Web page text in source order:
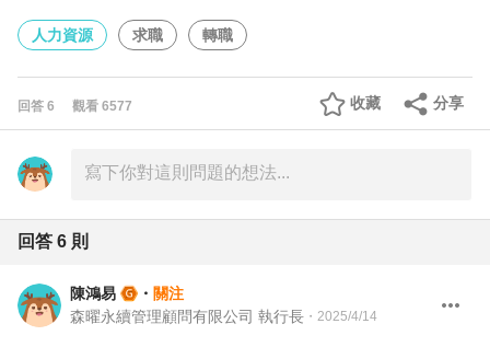
人力資源 求職 轉職
回答 6 觀看 6577 分享
收藏
回答 6 則
陳鴻易 ・ 關注
森曜永續管理顧問有限公司 執行長 ・ 2025/4/14